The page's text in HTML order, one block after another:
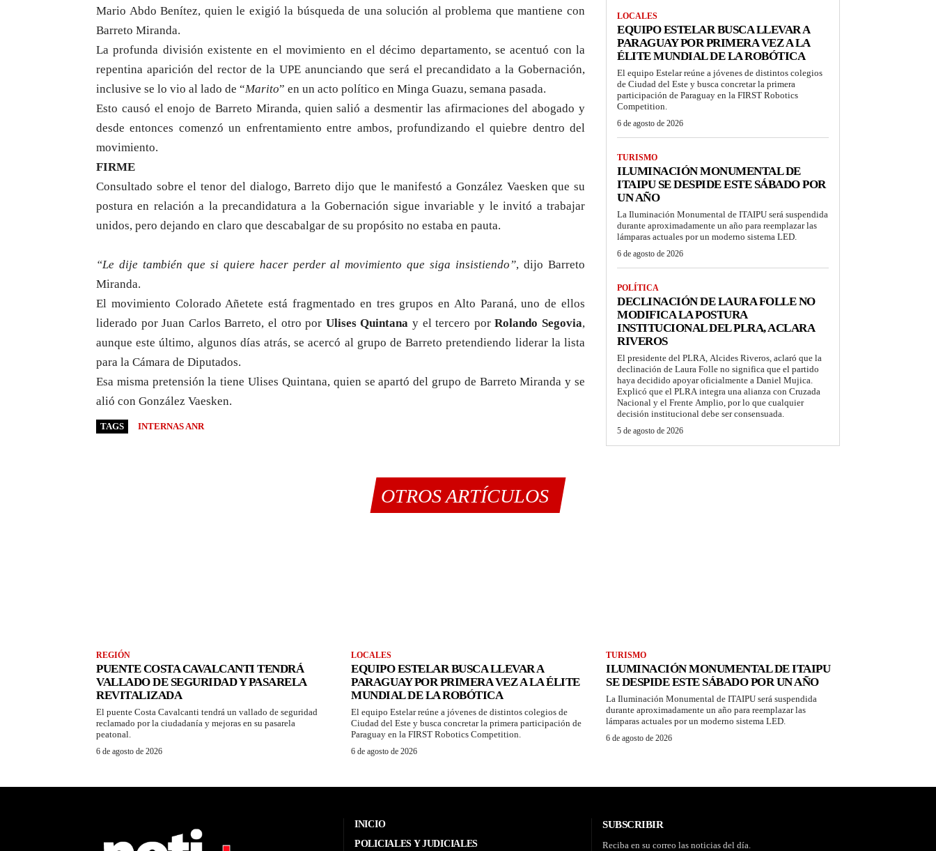
Mario Abdo Benítez, quien le exigió la búsqueda de una solución al problema que mantiene con
Barreto Miranda.
La profunda división existente en el movimiento en el décimo departamento, se acentuó con la
repentina aparición del rector de la UPE anunciando que será el precandidato a la Gobernación,
inclusive se lo vio al lado de “Marito” en un acto político en Minga Guazu, semana pasada.
Esto causó el enojo de Barreto Miranda, quien salió a desmentir las afirmaciones del abogado y
desde entonces comenzó un enfrentamiento entre ambos, profundizando el quiebre dentro del
movimiento.
FIRME
Consultado sobre el tenor del dialogo, Barreto dijo que le manifestó a González Vaesken que su
postura en relación a la precandidatura a la Gobernación sigue invariable y le invitó a trabajar
unidos, pero dejando en claro que descabalgar de su propósito no estaba en pauta.
“Le dije también que si quiere hacer perder al movimiento que siga insistiendo”, dijo Barreto
Miranda.
El movimiento Colorado Añetete está fragmentado en tres grupos en Alto Paraná, uno de ellos
liderado por Juan Carlos Barreto, el otro por Ulises Quintana y el tercero porRolando Segovia,
aunque este último, algunos días atrás, se acercó al grupo de Barreto pretendiendo liderar la lista
para la Cámara de Diputados.
Esa misma pretensión la tiene Ulises Quintana, quien se apartó del grupo de Barreto Miranda y se
alió con González Vaesken.
TAGS INTERNAS ANR
LOCALES
EQUIPO ESTELAR BUSCA LLEVAR A
PARAGUAY POR PRIMERA VEZ A LA
ÉLITE MUNDIAL DE LA ROBÓTICA
El equipo Estelar reúne a jóvenes de distintos colegios
de Ciudad del Este y busca concretar la primera
participación de Paraguay en la FIRST Robotics
Competition.
6 de agosto de 2026
TURISMO
ILUMINACIÓN MONUMENTAL DE
ITAIPU SE DESPIDE ESTE SÁBADO POR
UN AÑO
La Iluminación Monumental de ITAIPU será suspendida
durante aproximadamente un año para reemplazar las
lámparas actuales por un moderno sistema LED.
6 de agosto de 2026
POLÍTICA
DECLINACIÓN DE LAURA FOLLE NO
MODIFICA LA POSTURA
INSTITUCIONAL DEL PLRA, ACLARA
RIVEROS
El presidente del PLRA, Alcides Riveros, aclaró que la
declinación de Laura Folle no significa que el partido
haya decidido apoyar oficialmente a Daniel Mujica.
Explicó que el PLRA integra una alianza con Cruzada
Nacional y el Frente Amplio, por lo que cualquier
decisión institucional debe ser consensuada.
5 de agosto de 2026
OTROS ARTÍCULOS
REGIÓN
PUENTE COSTA CAVALCANTI TENDRÁ
VALLADO DE SEGURIDAD Y PASARELA
REVITALIZADA
El puente Costa Cavalcanti tendrá un vallado de seguridad
reclamado por la ciudadanía y mejoras en su pasarela
peatonal.
6 de agosto de 2026
LOCALES
EQUIPO ESTELAR BUSCA LLEVAR A
PARAGUAY POR PRIMERA VEZ A LA ÉLITE
MUNDIAL DE LA ROBÓTICA
El equipo Estelar reúne a jóvenes de distintos colegios de
Ciudad del Este y busca concretar la primera participación de
Paraguay en la FIRST Robotics Competition.
6 de agosto de 2026
TURISMO
ILUMINACIÓN MONUMENTAL DE ITAIPU
SE DESPIDE ESTE SÁBADO POR UN AÑO
La Iluminación Monumental de ITAIPU será suspendida
durante aproximadamente un año para reemplazar las
lámparas actuales por un moderno sistema LED.
6 de agosto de 2026
INICIO
POLICIALES Y JUDICIALES
SUBSCRIBIR
Reciba en su correo las noticias del día.